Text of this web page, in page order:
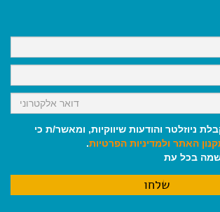
k
p
m
ניוזלטר והודעות שיווקיות, ומאשר/ת כי
האתר ולמדיניות הפרטיות.
בכל עת